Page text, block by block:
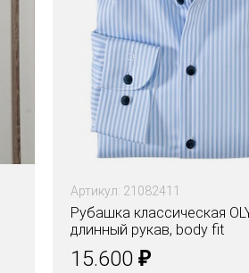
Артикул: 21082411
Рубашка классическая
длинный рукав, body fit
15.600 ₽